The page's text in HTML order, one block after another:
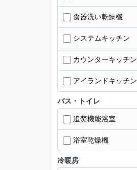
食器洗い乾燥機
システムキッチン
カウンターキッチン
アイランドキッチン
バス・トイレ
追焚機能浴室
浴室乾燥機
冷暖房